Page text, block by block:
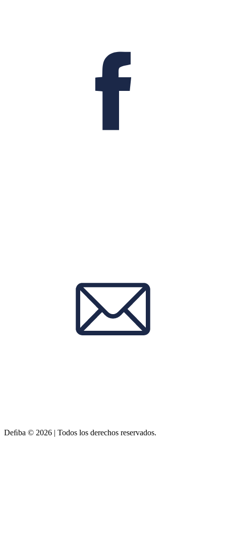
Deﬁba © 2026 | Todos los derechos reservados.